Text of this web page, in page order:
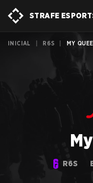
STRAFE
INICIAL R6S MY
R6S